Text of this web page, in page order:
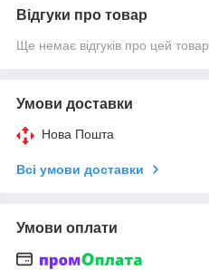
Відгуки про товар
Ще немає відгуків про цей товар
Умови доставки
Нова Пошта
Всі умови доставки
Умови оплати